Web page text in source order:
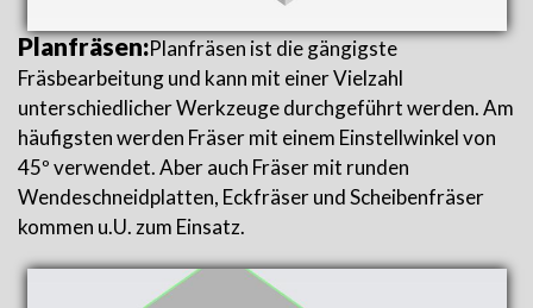
Planfräsen:Planfräsen ist die gängigste
Fräsbearbeitung und kann mit einer Vielzahl
unterschiedlicher Werkzeuge durchgeführt werden. Am
häufigsten werden Fräser mit einem Einstellwinkel von
45º verwendet. Aber auch Fräser mit runden
Wendeschneidplatten, Eckfräser und Scheibenfräser
kommen u.U. zum Einsatz.